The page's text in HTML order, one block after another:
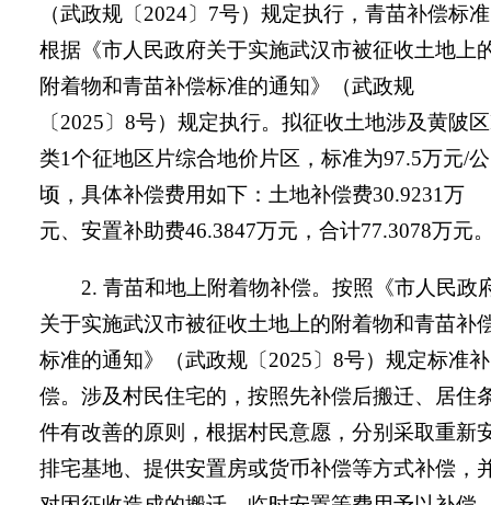
（武政规〔2024〕 7号）规定执行，青苗补偿标准
根据《市人民政府关于实施武汉市被征收土地上
附着物和青苗补偿标准的通知》（武政规
〔2025〕 8号）规定执行。拟征收土地涉及黄陂区
类1个征地区片综合地价片区，标准为97.5万元/公
顷，具体补偿费用如下：土地补偿费30.9231万
元、安置补助费46.3847万元，合计77.3078万元
2. 青苗和地上附着物补偿。 按照《市人民政
关于实施武汉市被征收土地上的附着物和青苗补
标准的通知》（武政规〔2025〕 8号）规定标准补
偿。涉及村民住宅的，按照先补偿后搬迁、居住
件有改善的原则，根据村民意愿，分别采取重新
排宅基地、提供安置房或货币补偿等方式补偿，